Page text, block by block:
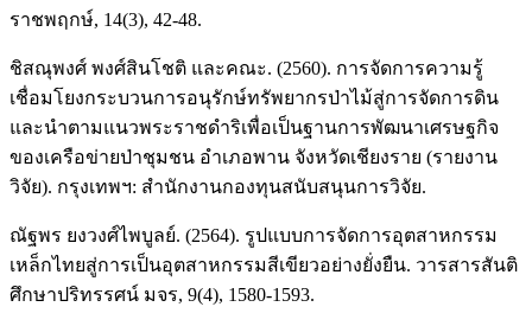
ราชพฤกษ์, 14(3), 42-48.
ชิสณุพงศ์ พงศ์สินโชติ และคณะ. (2560). การจัดการความรู้
เชื่อมโยงกระบวนการอนุรักษ์ทรัพยากรป่าไม้สู่การจัดการดิน
และนำตามแนวพระราชดำริเพื่อเป็นฐานการพัฒนาเศรษฐกิจ
ของเครือข่ายป่าชุมชน อำเภอพาน จังหวัดเชียงราย (รายงาน
วิจัย). กรุงเทพฯ: สำนักงานกองทุนสนับสนุนการวิจัย.
ณัฐพร ยงวงศ์ไพบูลย์. (2564). รูปแบบการจัดการอุตสาหกรรม
เหล็กไทยสู่การเป็นอุตสาหกรรมสีเขียวอย่างยั่งยืน. วารสารสันติ
ศึกษาปริทรรศน์ มจร, 9(4), 1580-1593.